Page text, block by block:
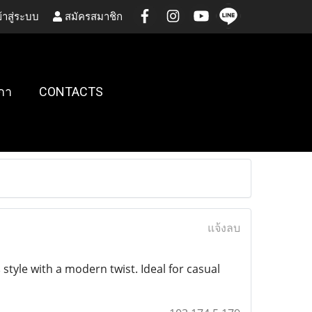
สู่ระบบ สมัครสมาชิก
า CONTACTS
แจ้งลบ
with a modern twist. Ideal for casual